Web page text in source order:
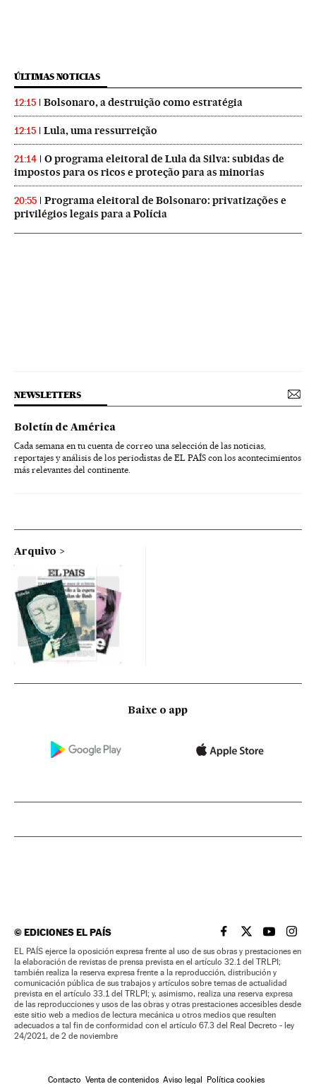
ÚLTIMAS NOTICIAS
12:15 Bolsonaro, a destruição como estratégia
12:15 Lula, uma ressurreição
21:14
O programa eleitoral de Lula da Silva: subidas de
impostos para os ricos e proteção para as minorias
20:55
Programa eleitoral de Bolsonaro: privatizações e
privilégios legais para a Polícia
NEWSLETTERS
Boletín de América
Cada semana en tu cuenta de correo una selección de las noticias,
reportajes y análisis de los periodistas de EL PAÍS con los acontecimientos
más relevantes del continente.
Arquivo
Baixe o app
©EDICIONES EL PAÍS EL PAÍS BRASIL EN
EL PAÍSEL PAÍS
EL
EL PAÍS ejerce la oposición expresa frente al uso de sus obras y prestaciones en
la elaboración de revistas de prensa prevista en el artículo 32.1 del TRLPI;
también realiza la reserva expresa frente a la reproducción, distribución y
comunicación pública de sus trabajos y artículos sobre temas de actualidad
prevista en el artículo 33.1 del TRLPI; y, asimismo, realiza una reserva expresa
de las reproducciones y usos de las obras y otras prestaciones accesibles desde
este sitio web a medios de lectura mecánica u otros medios que resulten
adecuados a tal fin de conformidad con el artículo 67.3 del Real Decreto - ley
24/2021, de 2 de noviembre
Contacto Venta de contenidos Aviso legal Política cookies